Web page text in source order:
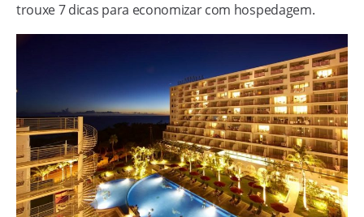
trouxe 7 dicas para economizar com hospedagem.